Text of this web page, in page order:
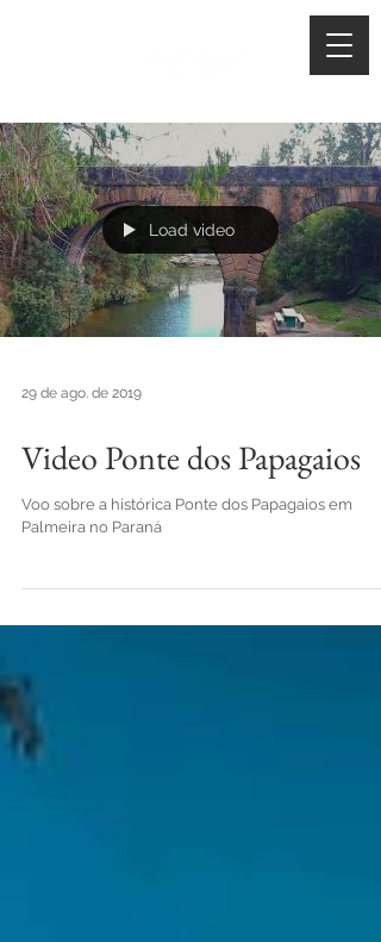
Load video
29 de ago. de 2019
Video Ponte dos Papagaios
Voo sobre a histórica Ponte dos Papagaios em
Palmeira no Paraná